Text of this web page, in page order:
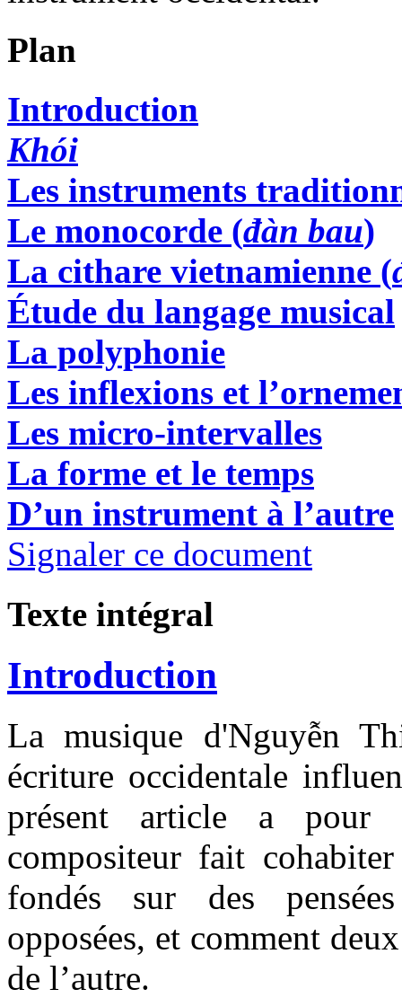
Plan
Introduction
Khói
Les instruments
Le monocorde (đàn bau)
La cithare vietnamienne (
Étude du langage musical
La polyphonie
Les inflexions et
Les micro-intervalles
La forme et le temps
D’un instrument à l’autre
Signaler ce document
Texte intégral
Introduction
La musique d'Nguyễn
écriture occidentale
présent article a pour
compositeur fait
fondés sur des
opposées, et comment
de l’autre.